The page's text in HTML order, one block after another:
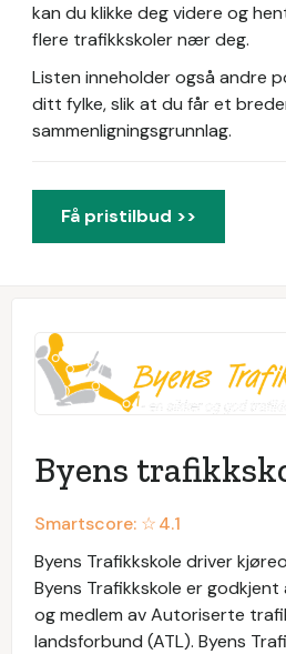
kan du klikke deg videre og
flere trafikkskoler nær deg.
Listen inneholder også andre
ditt fylke, slik at du får et
sammenligningsgrunnlag.
Få pristilbud >>
Byens
Smartscore: ☆4.1
Byens Trafikkskole driver
Byens Trafikkskole er
og medlem av Autoriserte
landsforbund (ATL). Byens